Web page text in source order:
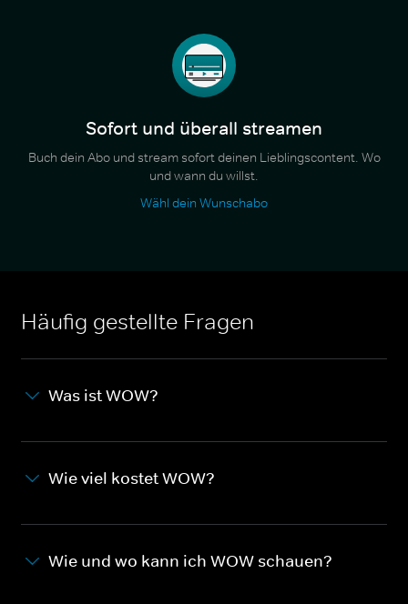
Sofort und überall streamen
Buch dein Abo und stream sofort deinen Lieblingscontent. Wo
und wann du willst.
Wähl dein Wunschabo
Häufig gestellte Fragen
Was ist WOW?
Wie viel kostet WOW?
Wie und wo kann ich WOW schauen?